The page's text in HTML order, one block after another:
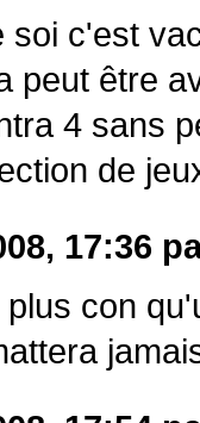
soi c'est
peut être
4 sans
de
17:36
con